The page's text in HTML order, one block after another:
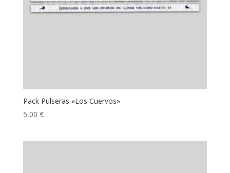
Pack Pulseras «Los Cuervos»
5,00 €